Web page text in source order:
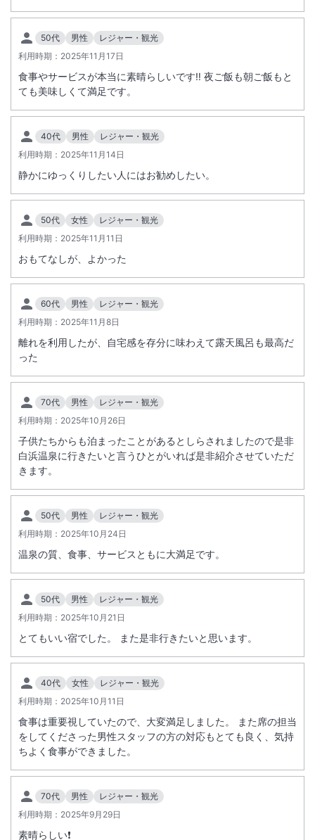
50代 男性
レジャー・観光
利用時期： 2025年11月17日
食事やサービスが本当に素晴らしいです‼️ 夜ご飯も朝ご飯もと
ても美味しくて満足です。
40代 男性
レジャー・観光
利用時期： 2025年11月14日
静かにゆっくりしたい人にはお勧めしたい。
50代 女性
レジャー・観光
利用時期： 2025年11月11日
おもてなしが、よかった
60代 男性
レジャー・観光
利用時期： 2025年11月8日
離れを利用したが、自宅感を存分に味わえて露天風呂も最高だ
った
70代 男性
レジャー・観光
利用時期： 2025年10月26日
子供たちからも泊まったことがあるとしらされましたので是非
白浜温泉に行きたいと言うひとがいれば是非紹介させていただ
きます。
50代 男性
レジャー・観光
利用時期： 2025年10月24日
温泉の質、食事、サービスともに大満足です。
50代 男性
レジャー・観光
利用時期： 2025年10月21日
とてもいい宿でした。 また是非行きたいと思います。
40代 女性
レジャー・観光
利用時期： 2025年10月11日
食事は重要視していたので、大変満足しました。 また席の担当
をしてくださった男性スタッフの方の対応もとても良く、気持
ちよく食事ができました。
70代 男性
レジャー・観光
利用時期： 2025年9月29日
素晴らしい❗